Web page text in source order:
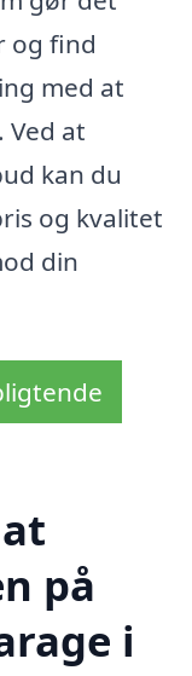
og find
med at
at
kan du
og kvalitet
din
på
i